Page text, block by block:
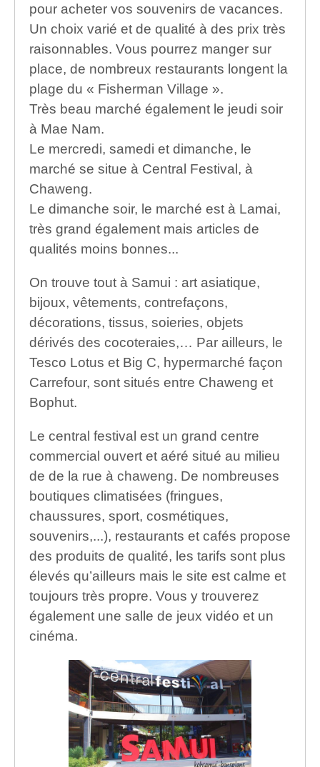
pour acheter vos souvenirs de vacances.
Un choix varié et de qualité à des prix très
raisonnables. Vous pourrez manger sur
place, de nombreux restaurants longent la
plage du « Fisherman Village ».
Très beau marché également le jeudi soir
à Mae Nam.
Le mercredi, samedi et dimanche, le
marché se situe à Central Festival, à
Chaweng.
Le dimanche soir, le marché est à Lamai,
très grand également mais articles de
qualités moins bonnes...
On trouve tout à Samui : art asiatique,
bijoux, vêtements, contrefaçons,
décorations, tissus, soieries, objets
dérivés des cocoteraies,… Par ailleurs, le
Tesco Lotus et Big C, hypermarché façon
Carrefour, sont situés entre Chaweng et
Bophut.
Le central festival est un grand centre
commercial ouvert et aéré situé au milieu
de de la rue à chaweng. De nombreuses
boutiques climatisées (fringues,
chaussures, sport, cosmétiques,
souvenirs,...), restaurants et cafés propose
des produits de qualité, les tarifs sont plus
élevés qu’ailleurs mais le site est calme et
toujours très propre. Vous y trouverez
également une salle de jeux vidéo et un
cinéma.